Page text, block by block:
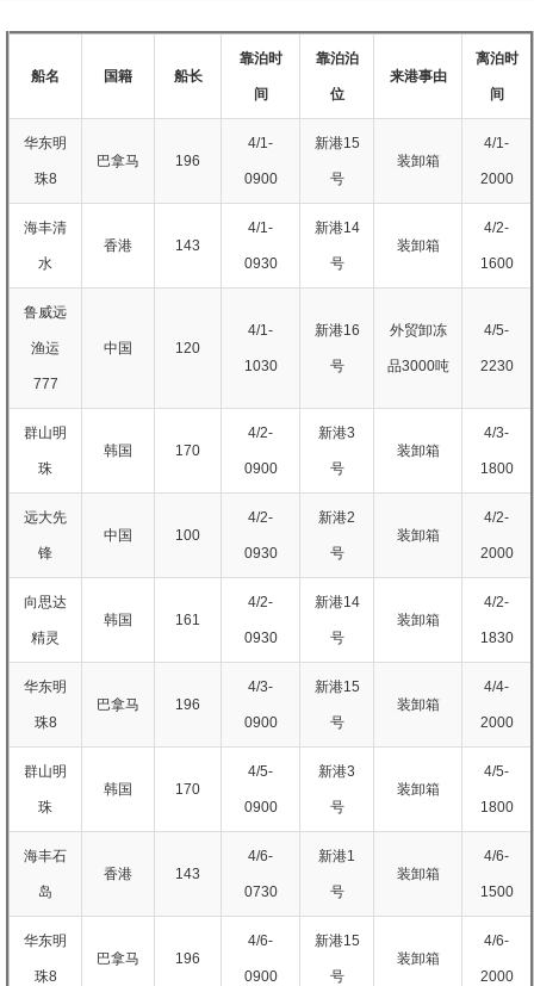
船名 国籍 船长
靠泊时
间
靠泊泊
位
来港事由
离泊时
间
华东明
珠8
巴拿马 196
4/1-
0900
新港15
号
装卸箱
4/1-
2000
海丰清
水
香港 143
4/1-
0930
新港14
号
装卸箱
4/2-
1600
鲁威远
渔运
777
中国 120
4/1-
1030
新港16
号
外贸卸冻
品3000吨
4/5-
2230
群山明
珠
韩国 170
4/2-
0900
新港3
号
装卸箱
4/3-
1800
远大先
锋
中国 100
4/2-
0930
新港2
号
装卸箱
4/2-
2000
向思达
精灵
韩国 161
4/2-
0930
新港14
号
装卸箱
4/2-
1830
华东明
珠8
巴拿马 196
4/3-
0900
新港15
号
装卸箱
4/4-
2000
群山明
珠
韩国 170
4/5-
0900
新港3
号
装卸箱
4/5-
1800
海丰石
岛
香港 143
4/6-
0730
新港1
号
装卸箱
4/6-
1500
华东明
珠8
巴拿马 196
4/6-
0900
新港15
号
装卸箱
4/6-
2000